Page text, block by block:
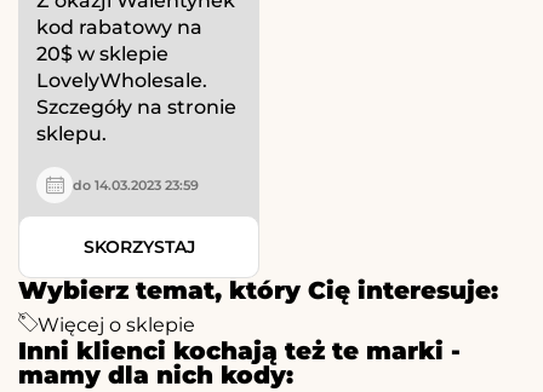
Wybierz temat, który Cię interesuje:
Więcej o sklepie
Inni klienci kochają też te marki -
mamy dla nich kody:
kod rabatowy na
20$ w sklepie
LovelyWholesale.
Szczegóły na stronie
sklepu.
do 14.03.2023 23:59
SKORZYSTAJ